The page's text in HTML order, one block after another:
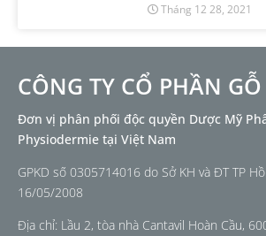
Tháng 12 28, 2021
CÔNG TY CỔ PHẦN
Đơn vị phân phối độc quyền Dược Mỹ
Physiodermie tại Việt Nam
GPKD số 0305714016 do Sở KH và ĐT TP
16/05/2008
Địa chỉ: Lầu 2, tòa nhà Cantavil Hoàn Cầu,